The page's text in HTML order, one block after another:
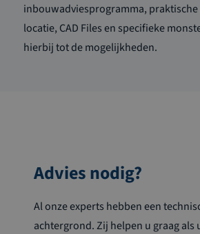
inbouwadviesprogramma,
locatie, CAD Files en specifieke
hierbij tot de mogelijkheden.
Advies nodig?
Al onze experts hebben een
achtergrond. Zij helpen u graag als